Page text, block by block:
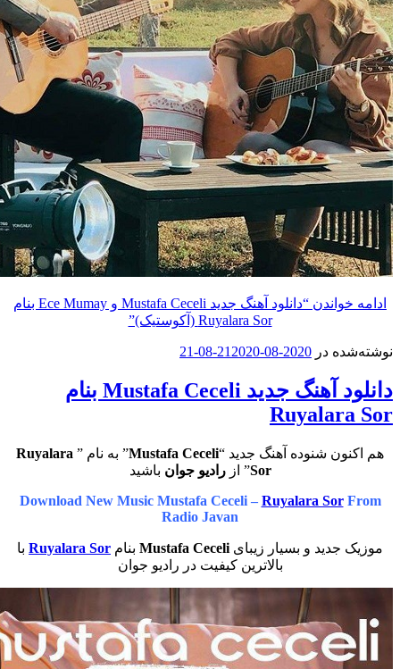
“دانلود آهنگ جدید Mustafa Ceceli و Ece Mumay بنام
Ruyalara Sor (آکوستیک)”
در 2020-08-21
2020-08-21
دانلود آهنگ جدید Mustafa Ceceli بنام
شنوده آهنگ جدید “Mustafa Ceceli ” به نام ”Ruyalara
رادیو جوان باشید
Download New Music Mustafa Ceceli –Ruyalara Sor
Radio Javan
و بسیار زیبایMustafa Ceceli بنامRuyalara Sorبا
بالاترین کیفیت در رادیو جوان